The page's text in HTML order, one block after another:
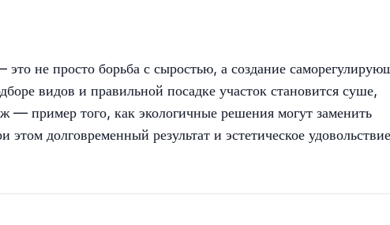
не просто борьба с сыростью, а создание
видов и правильной посадке участок становится суше,
— пример того, как экологичные решения могут заменить
долговременный результат и эстетическое